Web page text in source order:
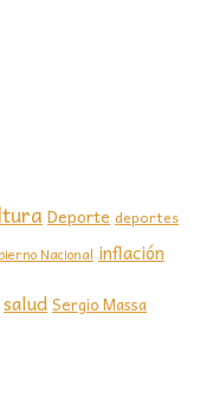
Deporte deportes
Nacional inflación
saludSergio Massa